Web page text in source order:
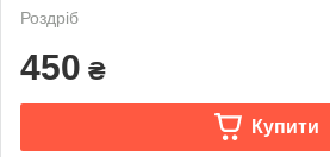
Роздріб
450 ₴
Купити